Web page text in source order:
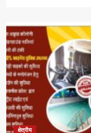
क्षेत्रीय